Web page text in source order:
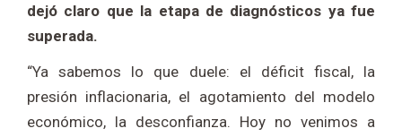
dejó claro que la etapa de diagnósticos ya fue
superada.
“Ya sabemos lo que duele: el déficit fiscal, la
presión inflacionaria, el agotamiento del modelo
económico, la desconfianza. Hoy no venimos a